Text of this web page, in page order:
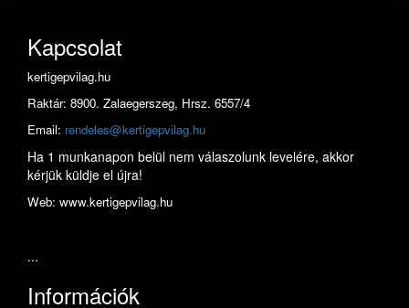
Kapcsolat
kertigepvilag.hu
Raktár: 8900. Zalaegerszeg, Hrsz. 6557/4
Email: rendeles@kertigepvilag.hu
Ha 1 munkanapon belül nem válaszolunk levelére, akkor
kérjük küldje el újra!
Web: www.kertigepvilag.hu
...
Információk